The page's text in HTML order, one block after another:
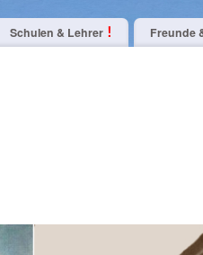
Schulen & Lehrer Freunde